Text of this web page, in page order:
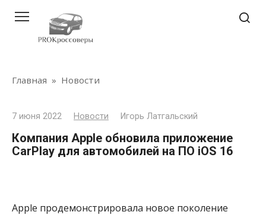
контенту
Главная » Новости
7 июня 2022 Новости Игорь Латгальский
Компания Apple обновила приложение
CarPlay для автомобилей на ПО iOS 16
Apple продемонстрировала новое поколение